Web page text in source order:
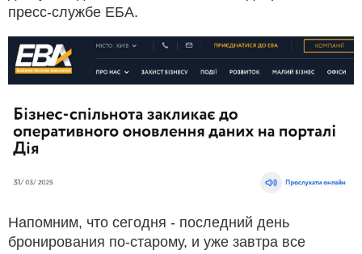
пресс-службе ЕБА.
Напомним, что сегодня - последний день
бронирования по-старому, и уже завтра все